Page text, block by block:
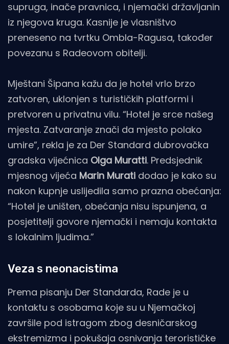
supruga, inače pravnica, i njemački državljanin
iz njegova kruga. Kasnije je vlasništvo
preneseno na tvrtku Ombla-Ragusa, također
povezanu s Radeovom obitelji.
Mještani Šipana kažu da je hotel vrlo brzo
zatvoren, uklonjen s turističkih platformi i
pretvoren u privatnu vilu. “Hotel je srce našeg
mjesta. Zatvaranje znači da mjesto polako
umire”, rekla je za Der Standard dubrovačka
gradska vijećnica Olga Muratti. Predsjednik
mjesnog vijeća Marin Murati dodao je kako su
nakon kupnje uslijedila samo prazna obećanja:
“Hotel je uništen, obećanja nisu ispunjena, a
posjetitelji govore njemački i nemaju kontakta
s lokalnim ljudima.”
Veza s neonacistima
Prema pisanju Der Standarda, Rade je u
kontaktu s osobama koje su u Njemačkoj
završile pod istragom zbog desničarskog
ekstremizma i pokušaja osnivanja terorističke